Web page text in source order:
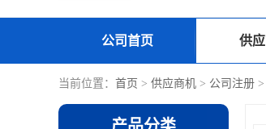
公司首页 供
当前位置： 首页 > 供应商机 > 公司注册